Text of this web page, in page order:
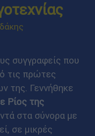
συγγραφείς που
τις πρώτες
της. Γεννήθηκε
Ρίος της
στα σύνορα με
σε μικρές